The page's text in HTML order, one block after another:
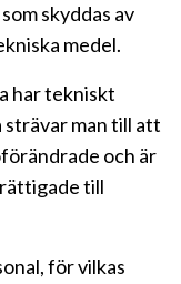
skyddas av
medel.
har tekniskt
man till att
och är
till
för vilkas